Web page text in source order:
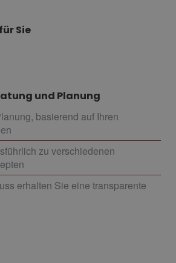
Sie
und Planung
basierend auf Ihren
zu verschiedenen
erhalten Sie eine transparente